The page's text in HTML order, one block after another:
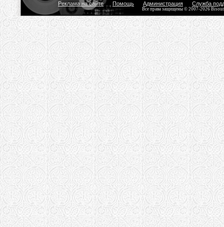
Реклама на сайте Помощь Администрация Служба
Все права защищены © 2007-2026